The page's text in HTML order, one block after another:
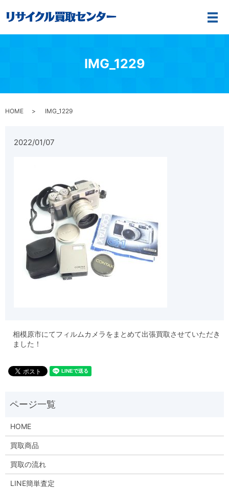
メ
IMG_1229
HOME IMG_1229
2022/01/07
相模原市にてフィルムカメラをまとめて出張買取させていただき
ました！
HOME
買取商品
買取の流れ
LINE簡単査定